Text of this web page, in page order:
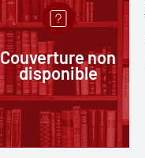
Couverture non
disponible